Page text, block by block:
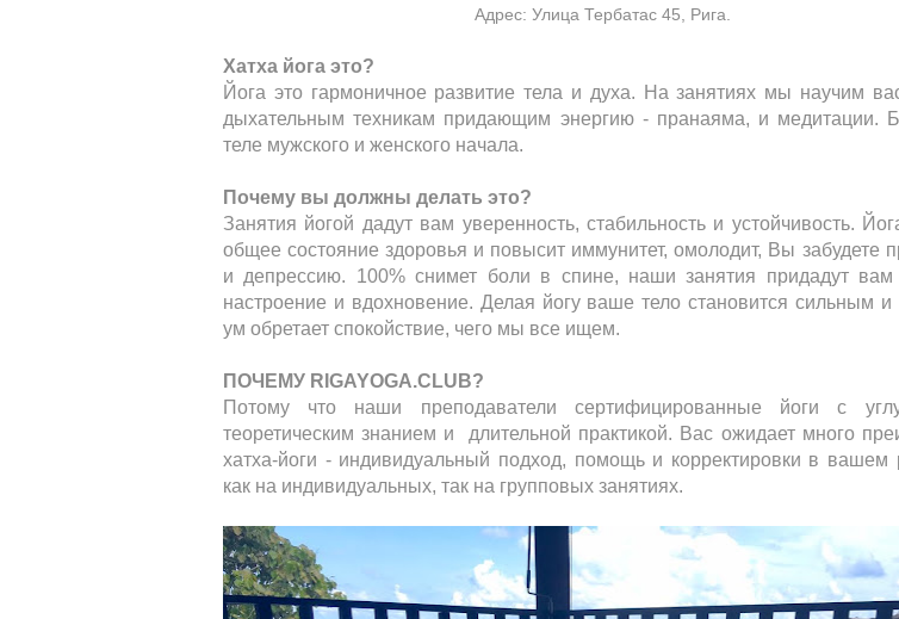
Адрес: Улица Тербатас 45, Рига.
Хатха йога это?
Йога это гармоничное развитие тела и духа. На занятиях мы научим
дыхательным техникам придающим энергию - пранаяма, и медитации.
теле мужского и женского начала.
Почему вы должны делать это?
Занятия йогой дадут вам уверенность, стабильность и устойчивость.
общее состояние здоровья и повысит иммунитет, омолодит, Вы забудете
и депрессию. 100% снимет боли в спине, наши занятия придадут
настроение и вдохновение. Делая йогу ваше тело становится сильным и
ум обретает спокойствие, чего мы все ищем.
ПОЧЕМУ RIGAYOGA.CLUB?
Потому что наши преподаватели сертифицированные йоги с
теоретическим знанием и длительной практикой. Вас ожидает много
хатха-йоги - индивидуальный подход, помощь и корректировки в вашем
как на индивидуальных, так на групповых занятиях.